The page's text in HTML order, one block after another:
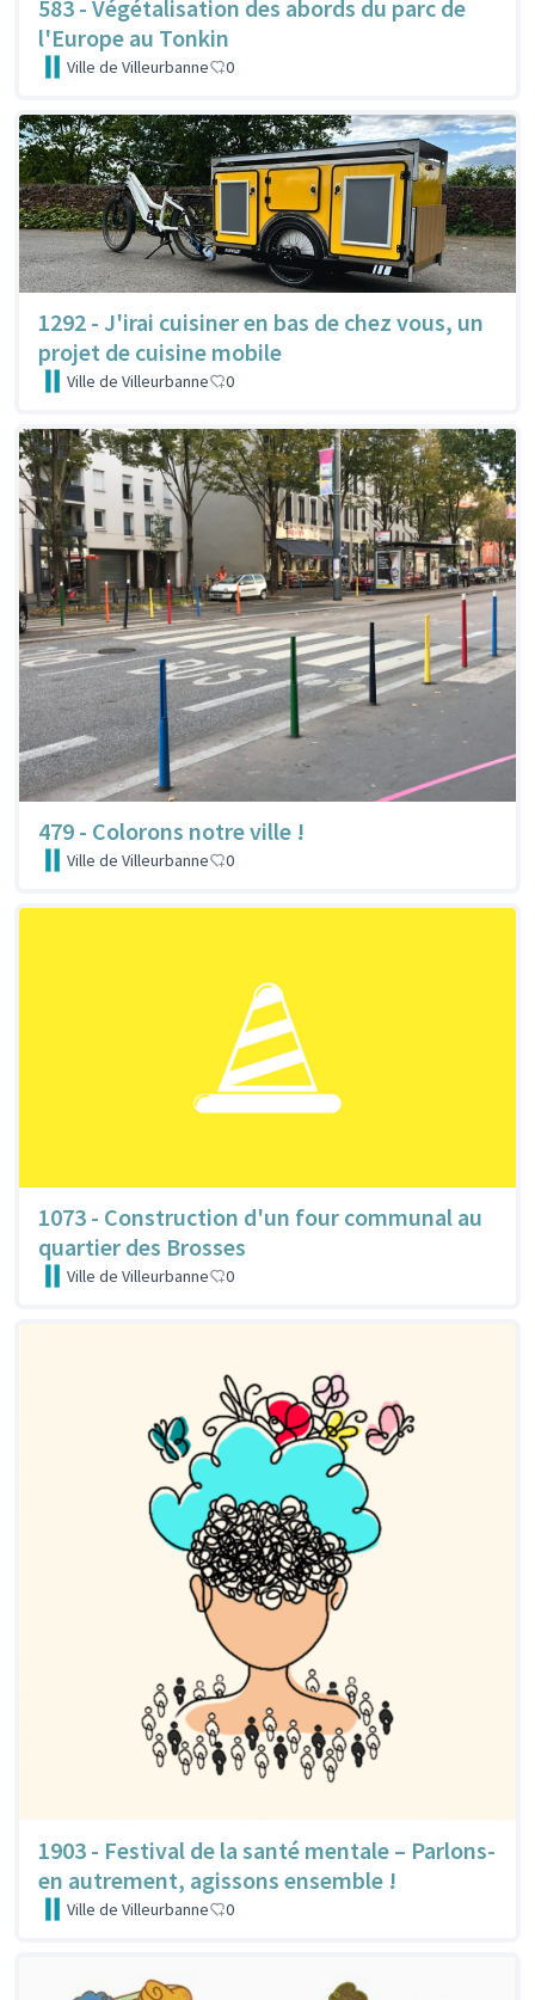
583 - Végétalisation des abords du parc de
l'Europe au Tonkin
Ville de Villeurbanne 0
1292 - J'irai cuisiner en bas de chez vous, un
projet de cuisine mobile
Ville de Villeurbanne 0
479 - Colorons notre ville !
Ville de Villeurbanne 0
1073 - Construction d'un four communal au
quartier des Brosses
Ville de Villeurbanne 0
1903 - Festival de la santé mentale – Parlons-
en autrement, agissons ensemble !
Ville de Villeurbanne 0